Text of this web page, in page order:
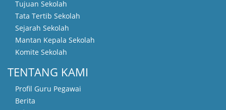
Tujuan Sekolah
Tata Tertib Sekolah
Sejarah Sekolah
Mantan Kepala Sekolah
Komite Sekolah
TENTANG KAMI
Profil Guru Pegawai
Berita